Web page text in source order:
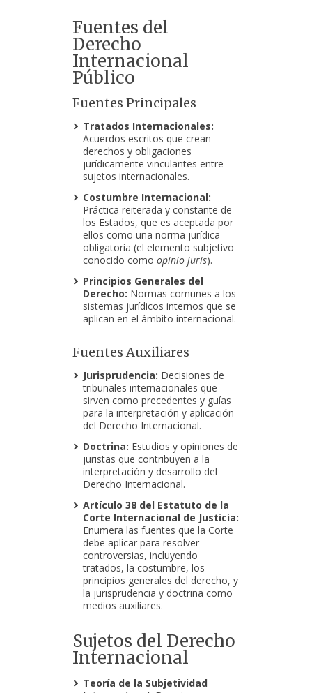
Fuentes del
Derecho
Internacional
Público
Fuentes Principales
Tratados Internacionales:
Acuerdos escritos que crean
derechos y obligaciones
jurídicamente vinculantes entre
sujetos internacionales.
Costumbre Internacional:
Práctica reiterada y constante de
los Estados, que es aceptada por
ellos como una norma jurídica
obligatoria (el elemento subjetivo
conocido como opinio juris).
Principios Generales del
Derecho: Normas comunes a los
sistemas jurídicos internos que se
aplican en el ámbito internacional.
Fuentes Auxiliares
Jurisprudencia: Decisiones de
tribunales internacionales que
sirven como precedentes y guías
para la interpretación y aplicación
del Derecho Internacional.
Doctrina: Estudios y opiniones de
juristas que contribuyen a la
interpretación y desarrollo del
Derecho Internacional.
Artículo 38 del Estatuto de la
Corte Internacional de Justicia:
Enumera las fuentes que la Corte
debe aplicar para resolver
controversias, incluyendo
tratados, la costumbre, los
principios generales del derecho, y
la jurisprudencia y doctrina como
medios auxiliares.
Sujetos del Derecho
Internacional
Teoría de la Subjetividad